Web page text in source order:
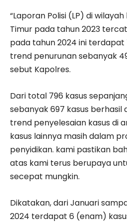
“Laporan Polisi (LP) di
Timur pada tahun 2023
pada tahun 2024 ini terdapat
trend penurunan sebanyak
sebut Kapolres.
Dari total 796 kasus
sebanyak 697 kasus berhasil
trend penyelesaian kasus di
kasus lainnya masih dalam
penyidikan. kami pastikan
atas kami terus berupaya
secepat mungkin.
Dikatakan, dari Januari
2024 terdapat 6 (enam)